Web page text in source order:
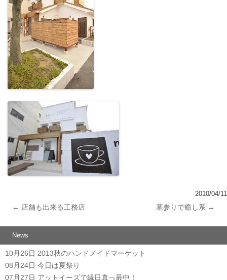
2010/04/11
← 店舗も出来る工務店 墓参りで癒し系 →
News
10月26日 2013秋のハンドメイドマーケット
08月24日 今日は夏祭り
07月27日 アットイーズで縁日真っ最中！